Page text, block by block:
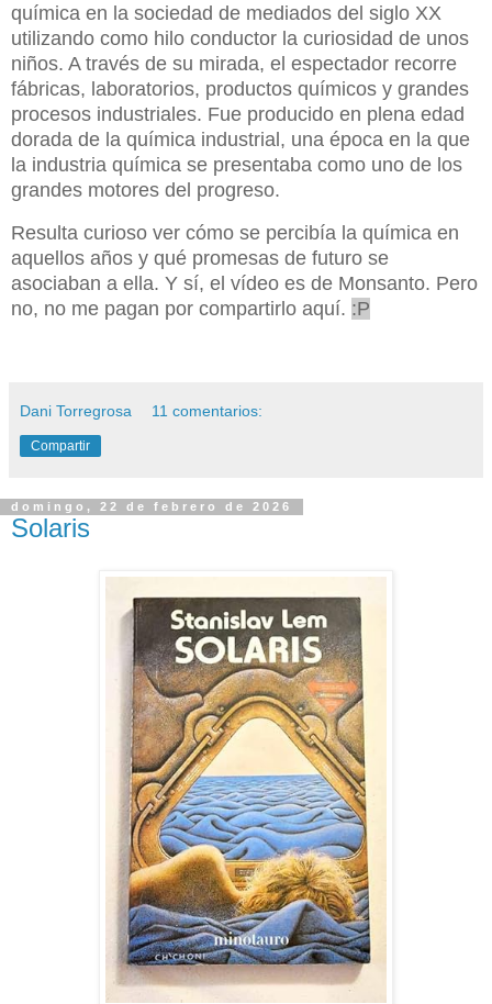
química en la sociedad de mediados del siglo XX
utilizando como hilo conductor la curiosidad de unos
niños. A través de su mirada, el espectador recorre
fábricas, laboratorios, productos químicos y grandes
procesos industriales. Fue producido en plena edad
dorada de la química industrial, una época en la que
la industria química se presentaba como uno de los
grandes motores del progreso.
Resulta curioso ver cómo se percibía la química en
aquellos años y qué promesas de futuro se
asociaban a ella. Y sí, el vídeo es de Monsanto. Pero
no, no me pagan por compartirlo aquí. :P
Dani Torregrosa 11 comentarios:
Compartir
domingo, 22 de febrero de 2026
Solaris